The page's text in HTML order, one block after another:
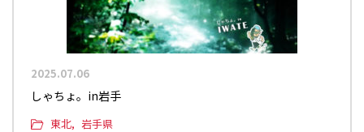
2025.07.06
しゃちょ。in岩手
東北 岩手県